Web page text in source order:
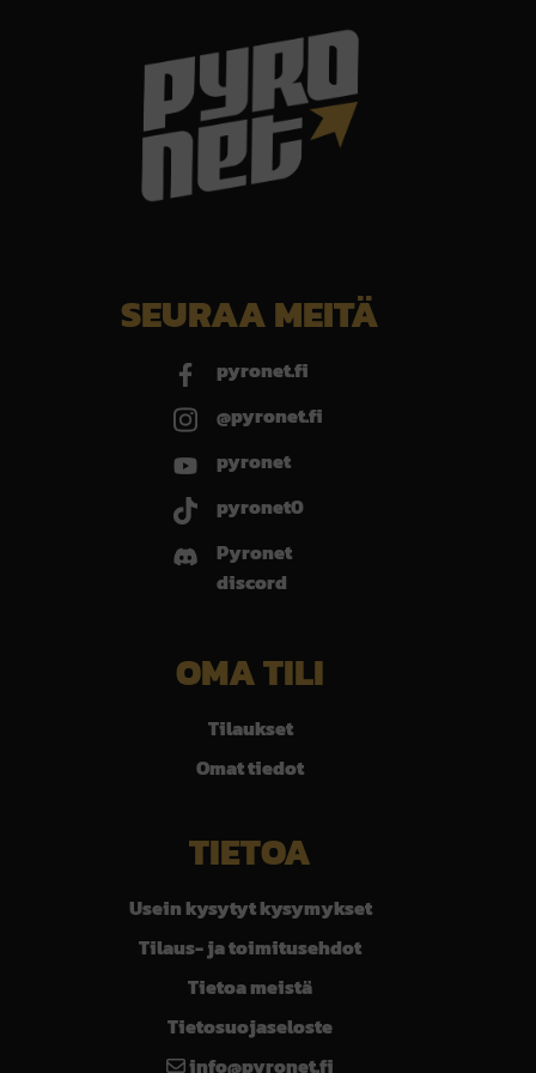
SEURAA MEITÄ
pyronet.fi
@pyronet.fi
pyronet
pyronet0
Pyronet
discord
OMA TILI
Tilaukset
Omat tiedot
TIETOA
Usein kysytyt kysymykset
Tilaus- ja toimitusehdot
Tietoa meistä
Tietosuojaseloste
info@pyronet.fi